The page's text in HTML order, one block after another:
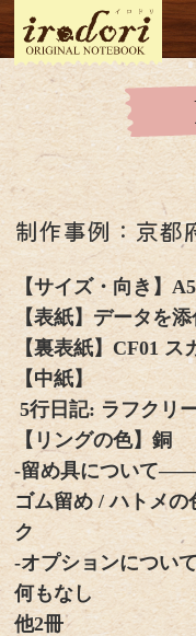
制作事例：京都
【サイズ・向き】
【表紙】データを
【裏表紙】CF01 ス
【中紙】
5行日記: ラフクリ
【リングの色】銅
-留め具につい
ゴム留め / ハトメ
ク
-オプションに
何もなし
他2冊